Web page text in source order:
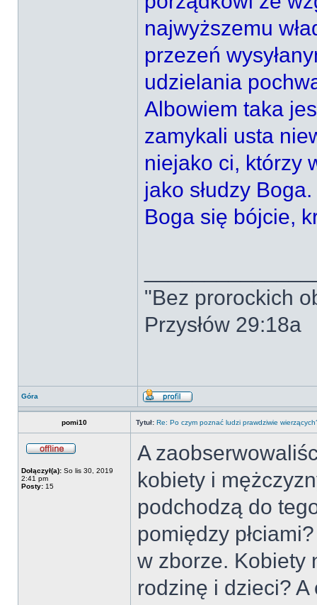
najwyższemu
przezeń
udzielania
Albowiem taka
zamykali usta
niejako ci, którzy
jako słudzy
Boga się bójcie,
"Bez prorockich
Przysłów 29:18a
Góra
pomi10 Tytuł: Re: Po czym poznać ludzi prawdziwie
Dołączył(a): So lis 30, 2019
2:41 pm
Posty: 15
A
kobiety i
podchodzą do
pomiędzy
w zborze. Kobiety
rodzinę i dzieci?